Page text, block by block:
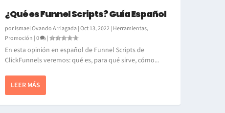
¿Qué es Funnel Scripts? Guía Español
porIsmael Ovando Arriagada|Oct 13, 2022| Herramientas,
Promoción |0 |
En esta opinión en español de Funnel Scripts de
ClickFunnels veremos: qué es, para qué sirve, cómo...
LEER MÁS